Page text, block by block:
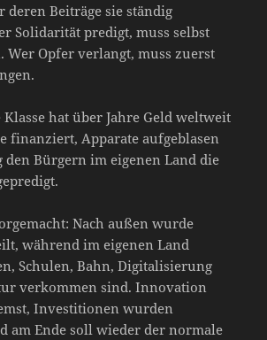
deren Beiträge sie ständig
Solidarität predigt, muss selbst
Wer Opfer verlangt, muss zuerst
hat über Jahre Geld weltweit
finanziert, Apparate aufgeblasen
Bürgern im eigenen Land die
Nach außen wurde
während im eigenen Land
Schulen, Bahn, Digitalisierung
verkommen sind. Innovation
Investitionen wurden
am Ende soll wieder der normale